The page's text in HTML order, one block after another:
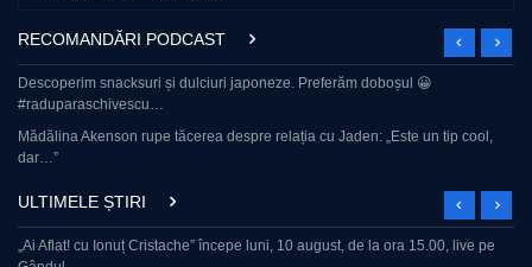
RECOMANDĂRI PODCAST
Descoperim snacksuri și dulciuri japoneze. Preferăm doboșul 😀
#raduparaschivescu…
Mădălina Akenson rupe tăcerea despre relația cu Jaden: „Este un tip cool,
dar…”
ULTIMELE ȘTIRI
„Ai Aflat! cu Ionuț Cristache” începe luni, 10 august, de la ora 15.00, live pe